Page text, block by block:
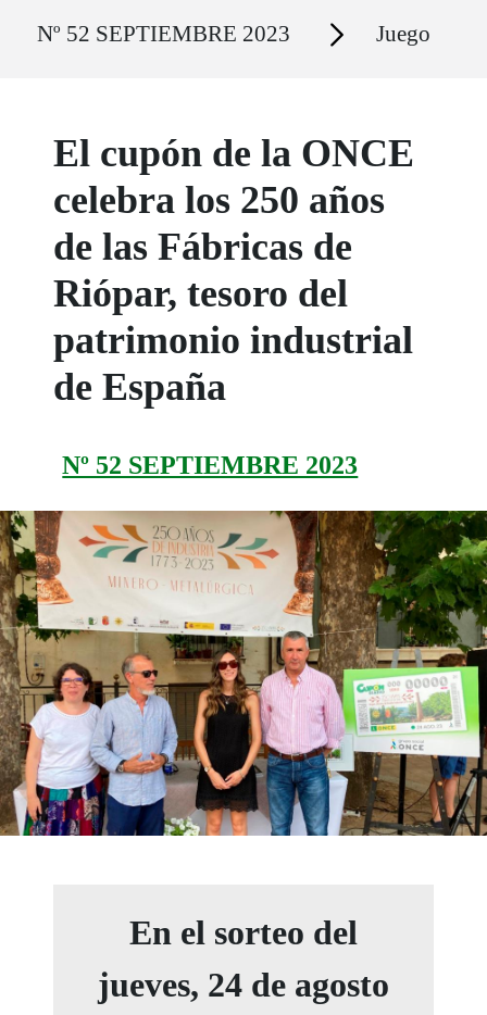
Nº 52 SEPTIEMBRE 2023 Secciones Juego
El cupón de la ONCE
celebra los 250 años
de las Fábricas de
Riópar, tesoro del
patrimonio industrial
de España
Nº 52 SEPTIEMBRE 2023
En el sorteo del
jueves, 24 de agosto